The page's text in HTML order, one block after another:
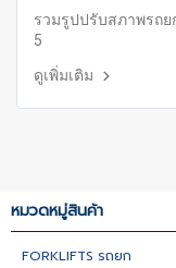
รวมรูปปรับสภาพรถย
5
ดูเพิ่มเติม
หมวดหมู่สินค้า
FORKLIFTS รถยก